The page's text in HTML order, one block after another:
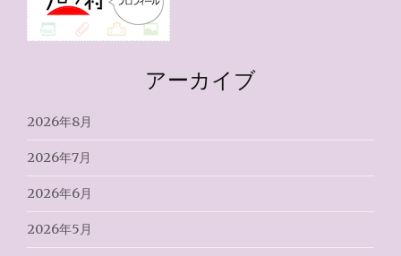
アーカイブ
2026年8月
2026年7月
2026年6月
2026年5月